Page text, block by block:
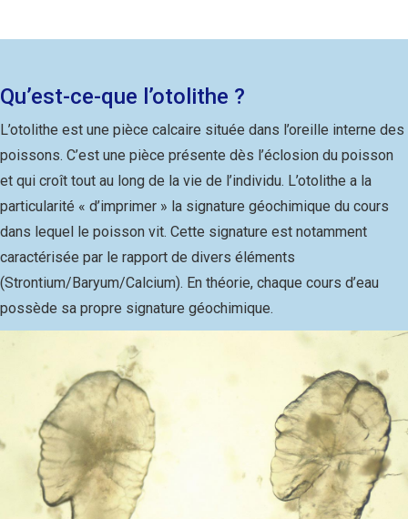
Qu’est-ce-que l’otolithe ?
L’otolithe est une pièce calcaire située dans l’oreille interne des
poissons. C’est une pièce présente dès l’éclosion du poisson
et qui croît tout au long de la vie de l’individu. L’otolithe a la
particularité « d’imprimer » la signature géochimique du cours
dans lequel le poisson vit. Cette signature est notamment
caractérisée par le rapport de divers éléments
(Strontium/Baryum/Calcium). En théorie, chaque cours d’eau
possède sa propre signature géochimique.